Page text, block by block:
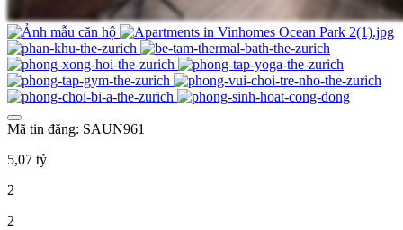
Mã tin đăng: SAUN961
5,07 tỷ
2
2